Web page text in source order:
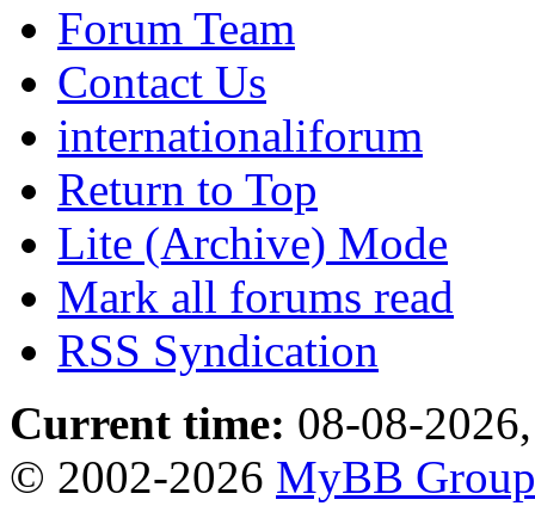
Forum Team
Contact Us
internationaliforum
Return to Top
Lite (Archive) Mode
Mark all forums read
RSS Syndication
Current time: 08-08-
© 2002-2026 MyBB Group